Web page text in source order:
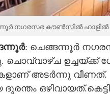
നഗരസഭ കൗൺസിൽ ഹാളിൽ
: ചെങ്ങന്നൂർ
ചൊവ്വാഴ്ച ഉച്ചയ്ക്ക്
അടർന്നു
ദുരന്തം